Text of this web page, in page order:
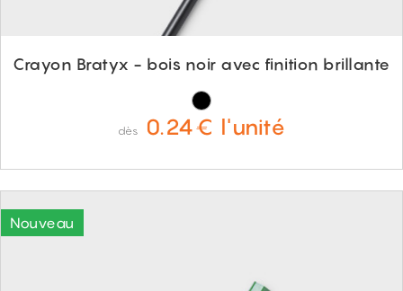
Crayon Bratyx - bois noir avec finition brillante
dès 0.24€ l'unité